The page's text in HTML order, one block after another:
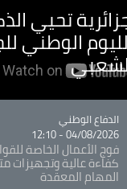
تحيي
الوطني
Catégorie
الدفاع الوطني
04/08/2026 - 12:10
فوج الأعمال الخاصة
كفاءة عالية وتجهيزات
المهام المعقدة